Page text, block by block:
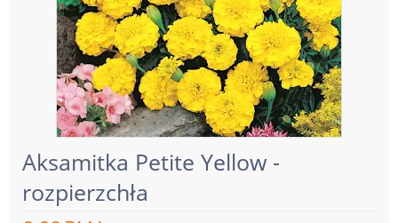
Aksamitka Petite Yellow -
rozpierzchła